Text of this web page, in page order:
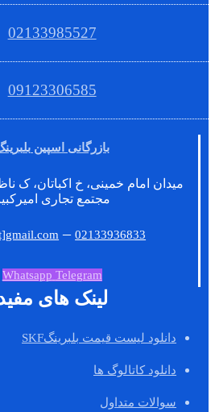
02133985527
09123306585
بازرگانی اسپین
میدان امام خمینی، خ اکباتان، ک
مجتمع تجاری
–02133936833
Whatsapp Telegram
لینک های
دانلود لیست قیمت بلبرینگSKF
دانلود کاتالوگ ها
سوالات متداول